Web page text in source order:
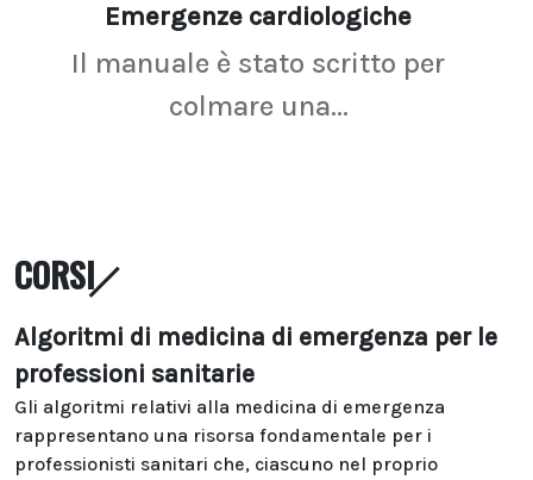
Emergenze cardiologiche
Il manuale è stato scritto per
colmare una...
CORSI
Algoritmi di medicina di emergenza per le
professioni sanitarie
Gli algoritmi relativi alla medicina di emergenza
rappresentano una risorsa fondamentale per i
professionisti sanitari che, ciascuno nel proprio